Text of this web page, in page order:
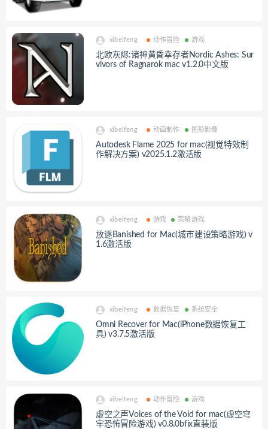
xibeifeng 动作冒险 游戏
北欧灰烬:诸神黄昏幸存者Nordic Ashes: Sur
vivors of Ragnarok mac v1.2.0中文版
xibeifeng 动画制作 图形影像
Autodesk Flame 2025 for mac(视觉特效制
作解决方案) v2025.1.2激活版
xibeifeng 游戏 策略游戏
放逐Banished for Mac(城市建设策略游戏) v
1.6激活版
xibeifeng 数据恢复 系统安全
Omni Recover for Mac(iPhone数据恢复工
具) v3.7.5激活版
xibeifeng 动作冒险 游戏
虚空之声Voices of the Void for mac(虚空穹
牢恐怖冒险游戏) v0.8.0bfix直装版